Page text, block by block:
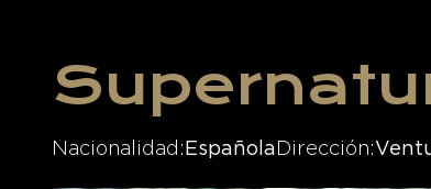
Nacionalidad Española Dirección